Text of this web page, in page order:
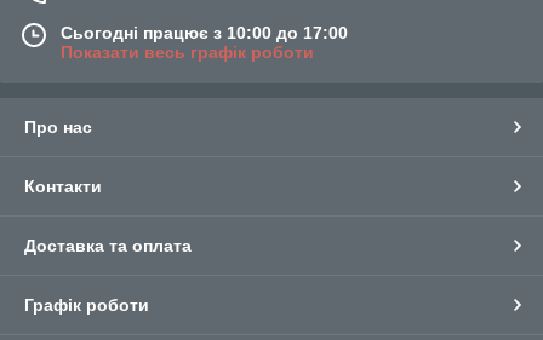
Сьогодні працює з 10:00 до 17:00
Показати весь графік роботи
Про нас
Контакти
Доставка та оплата
Графік роботи